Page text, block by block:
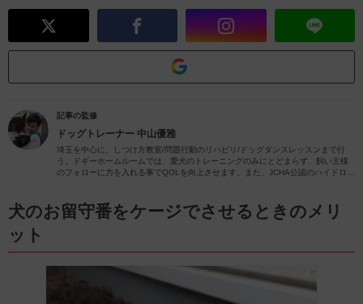
記事の監修
ドッグトレーナー 中山優雅
埼玉を中心に、しつけ方教室/問題行動のリハビリ/ドッグダンスレッスンまで行
う。ドギーホームルームでは、愛犬のトレーニングのみにとどまらず、飼い主様
のフォローに力を入れる事でQOLを向上させます。また、JCHA公認のハイドロセ
《公式HP》ドギーホームルーム
犬のお留守番をケージでさせるときのメリ
ット